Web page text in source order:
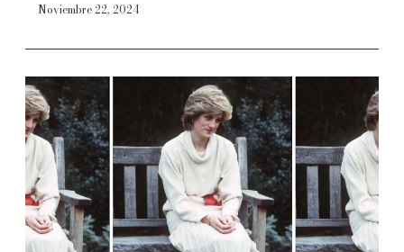
Noviembre 22, 2024